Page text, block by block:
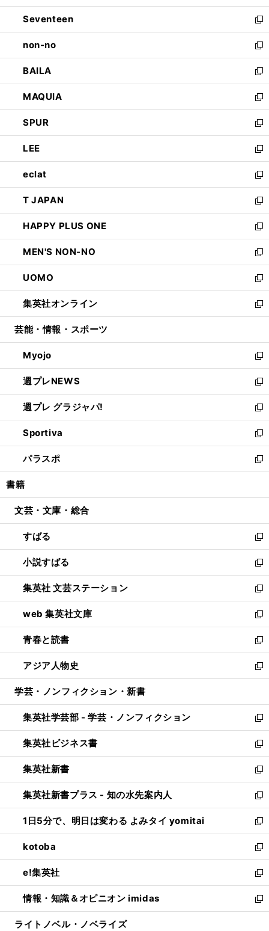
開
く
ウ
で
開
く
ン
ド
ウ
で
開
く
Seventeen
新
し
い
ウ
ィ
ン
ド
ウ
で
開
く
non-no
新
し
い
ウ
ィ
ン
ド
ウ
で
開
く
BAILA
新
し
い
ウ
ィ
ン
ド
ウ
で
開
く
MAQUIA
新
し
い
ウ
ィ
ン
ド
ウ
で
開
く
SPUR
新
し
い
ウ
ィ
ン
ド
ウ
で
開
く
LEE
新
し
い
ウ
ィ
ン
ド
ウ
で
開
く
eclat
新
し
い
ウ
ィ
ン
ド
ウ
で
開
く
T JAPAN
新
し
い
ウ
ィ
ン
ド
ウ
で
開
HAPPY PLUS ONE
新
し
い
ウ
ィ
ン
ド
ウ
開
く
MEN'S NON-NO
新
し
い
ウ
ィ
ン
ウ
で
開
く
UOMO
新
し
い
ウ
ン
ド
ウ
で
開
く
集英社オンライン
新
し
ウ
ィ
ン
ド
ウ
で
開
く
芸能・情報・スポーツ
Myojo
新
し
い
ウ
ィ
ン
ド
ウ
で
開
週プレNEWS
新
し
い
ウ
ィ
ン
ド
ウ
開
週プレ グラジャパ!
新
し
い
ウ
ィ
ン
ウ
開
く
Sportiva
新
し
い
ウ
ン
ウ
で
開
く
パラスポ
新
し
ウ
ン
ド
ウ
で
開
く
書籍
文芸・文庫・総合
すばる
新
し
い
ウ
ィ
ン
ド
ウ
で
開
く
小説すばる
新
し
い
ウ
ィ
ン
ド
ウ
で
開
集英社 文芸ステーション
新
し
い
ウ
ィ
ン
ド
ウ
開
く
web 集英社文庫
新
し
い
ウ
ィ
ン
ウ
で
開
く
青春と読書
新
し
い
ウ
ン
ド
ウ
で
開
く
アジア人物史
新
し
ウ
ィ
ン
ド
ウ
で
開
く
学芸・ノンフィクション・新書
集英社学芸部 - 学芸・ノンフィクション
新
し
い
ウ
ィ
ン
ド
ウ
で
開
く
集英社ビジネス書
新
し
い
ウ
ィ
ン
ド
ウ
で
開
く
集英社新書
新
し
い
ウ
ィ
ン
ド
ウ
で
開
く
集英社新書プラス - 知の水先案内人
新
し
い
ウ
ィ
ン
ド
ウ
で
開
1日5分で、明日は変わる よみタイ yomitai
新
し
い
ウ
ィ
ン
ド
ウ
kotoba
新
し
い
ウ
ィ
ン
e!集英社
新
し
い
ウ
情報・知識＆オピニオン imidas
新
し
ライトノベル・ノベライズ